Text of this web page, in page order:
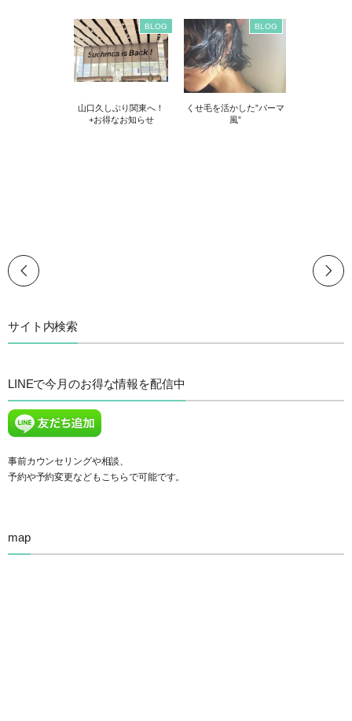
BLOG
山口久しぶり関東へ！
+お得なお知らせ
BLOG
くせ毛を活かした”パーマ
風”
サイト内検索
LINEで今月のお得な情報を配信中
事前カウンセリングや相談、
予約や予約変更などもこちらで可能です。
map